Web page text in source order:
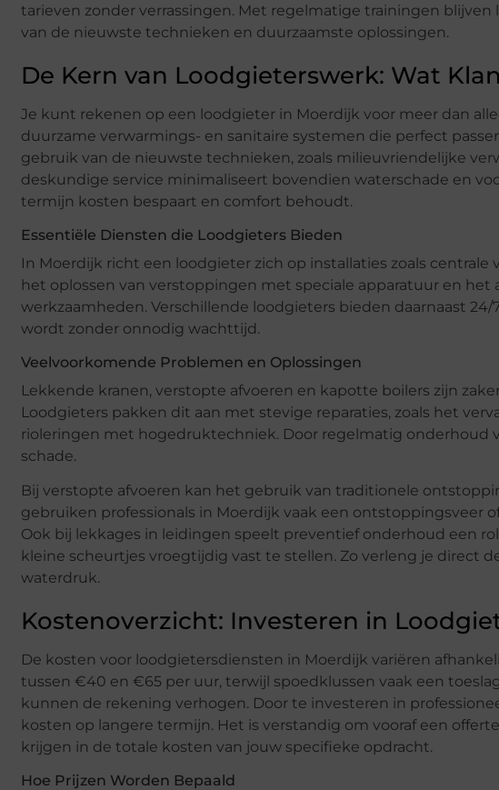
tarieven zonder verrassingen. Met regelmatige trainingen
van de nieuwste technieken en duurzaamste oplossingen.
De Kern van Loodgieterswerk: Wat
Je kunt rekenen op een loodgieter in Moerdijk voor meer dan
duurzame verwarmings- en sanitaire systemen die perfect
gebruik van de nieuwste technieken, zoals milieuvriendelijke
deskundige service minimaliseert bovendien waterschade en
termijn kosten bespaart en comfort behoudt.
Essentiële Diensten die Loodgieters Bieden
In Moerdijk richt een loodgieter zich op installaties zoals
het oplossen van verstoppingen met speciale apparatuur en
werkzaamheden. Verschillende loodgieters bieden daarnaast
wordt zonder onnodig wachttijd.
Veelvoorkomende Problemen en Oplossingen
Lekkende kranen, verstopte afvoeren en kapotte boilers zijn
Loodgieters pakken dit aan met stevige reparaties, zoals het
rioleringen met hogedruktechniek. Door regelmatig
schade.
Bij verstopte afvoeren kan het gebruik van traditionele
gebruiken professionals in Moerdijk vaak een ontstoppingsveer
Ook bij lekkages in leidingen speelt preventief onderhoud een
kleine scheurtjes vroegtijdig vast te stellen. Zo verleng je direct
waterdruk.
Kostenoverzicht: Investeren in
De kosten voor loodgietersdiensten in Moerdijk variëren
tussen €40 en €65 per uur, terwijl spoedklussen vaak een
kunnen de rekening verhogen. Door te investeren in
kosten op langere termijn. Het is verstandig om vooraf een
krijgen in de totale kosten van jouw specifieke opdracht.
Hoe Prijzen Worden Bepaald